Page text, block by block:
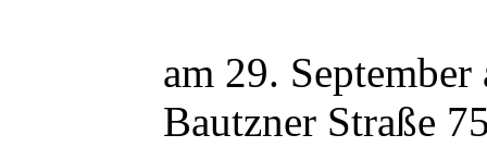
am 29.
Bautzner Straße